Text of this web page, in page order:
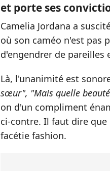
et porte ses
Camelia Jordana a
où son caméo n'est pas
d'engendrer de pareilles
Là, l'unanimité est
sœur", "Mais quelle
on d'un compliment
ci-contre. Il faut dire que
facétie fashion.